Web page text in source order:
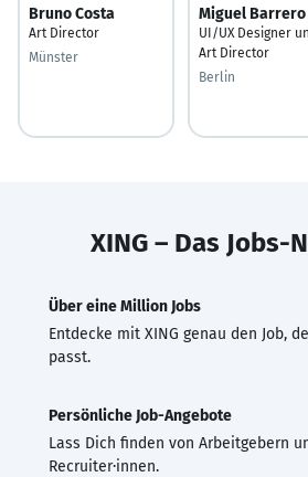
Bruno Costa
Art Director
Münster
Miguel Barrero
UI/UX Designer
Art Director
Berlin
XING – Das Jobs-
Über eine Million Jobs
Entdecke mit XING genau den Job,
passt.
Persönliche Job-Angebote
Lass Dich finden von Arbeitgebern
Recruiter·innen.